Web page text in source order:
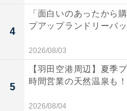
4
「面白いのあったから
プアップランドリーバ
2026/08/03
5
【羽田空港周辺】夏季
時間営業の天然温泉も
2026/08/04